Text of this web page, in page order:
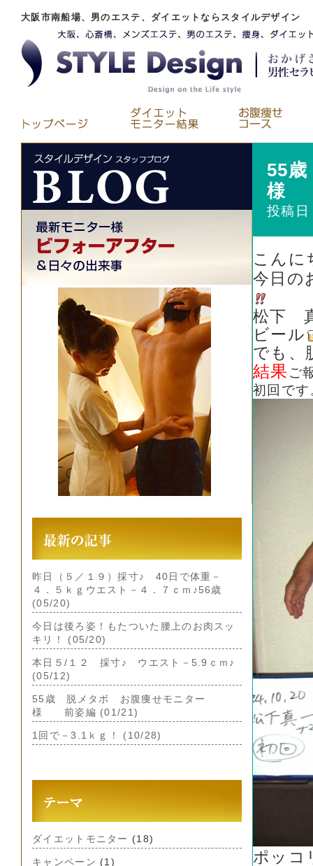
大阪市南船場、男のエステ、ダイエットならスタイルデザイン
昨日（５／１９）採寸♪ 40日で体重－
４．５ｋｇウエスト－４．７ｃｍ♪56歳
(05/20)
今日は後ろ姿！もたついた腰上のお肉スッ
キリ！ (05/20)
本日５/１２ 採寸♪ ウエスト－5.9ｃｍ♪
(05/12)
55歳 脱メタボ お腹痩せモニター
様 前姿編 (01/21)
1回で－3.1ｋｇ！ (10/28)
ダイエットモニター (18)
キャンペーン (1)
55
様
投稿
こんに
今日の
松下
ビール
でも、
結果 ご
初回です
ポッコ